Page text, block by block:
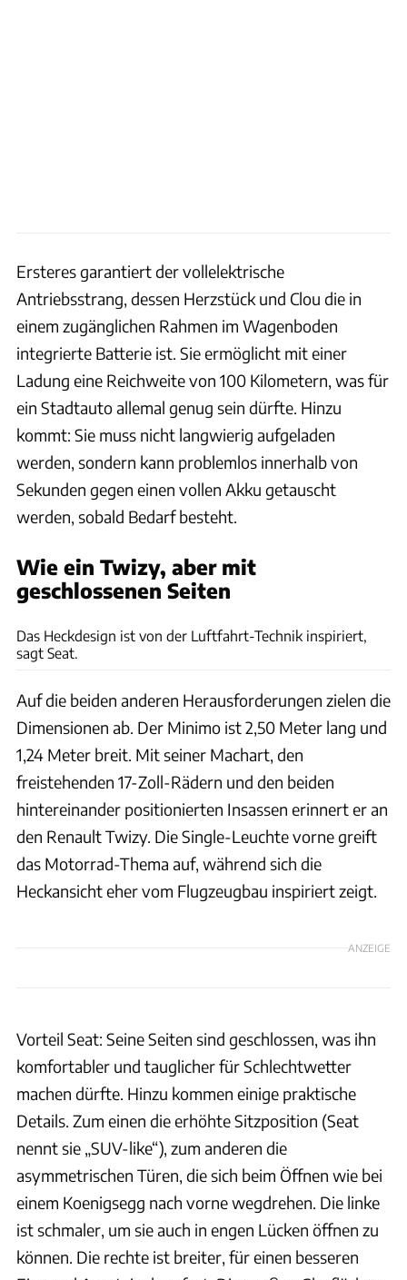
Ersteres garantiert der vollelektrische
Antriebsstrang, dessen Herzstück und Clou die in
einem zugänglichen Rahmen im Wagenboden
integrierte Batterie ist. Sie ermöglicht mit einer
Ladung eine Reichweite von 100 Kilometern, was für
ein Stadtauto allemal genug sein dürfte. Hinzu
kommt: Sie muss nicht langwierig aufgeladen
werden, sondern kann problemlos innerhalb von
Sekunden gegen einen vollen Akku getauscht
werden, sobald Bedarf besteht.
Wie ein Twizy, aber mit
geschlossenen Seiten
Das Heckdesign ist von der Luftfahrt-Technik inspiriert,
sagt Seat.
Auf die beiden anderen Herausforderungen zielen die
Dimensionen ab. Der Minimo ist 2,50 Meter lang und
1,24 Meter breit. Mit seiner Machart, den
freistehenden 17-Zoll-Rädern und den beiden
hintereinander positionierten Insassen erinnert er an
den Renault Twizy. Die Single-Leuchte vorne greift
das Motorrad-Thema auf, während sich die
Heckansicht eher vom Flugzeugbau inspiriert zeigt.
ANZEIGE
Vorteil Seat: Seine Seiten sind geschlossen, was ihn
komfortabler und tauglicher für Schlechtwetter
machen dürfte. Hinzu kommen einige praktische
Details. Zum einen die erhöhte Sitzposition (Seat
nennt sie „SUV-like“), zum anderen die
asymmetrischen Türen, die sich beim Öffnen wie bei
einem Koenigsegg nach vorne wegdrehen. Die linke
ist schmaler, um sie auch in engen Lücken öffnen zu
können. Die rechte ist breiter, für einen besseren